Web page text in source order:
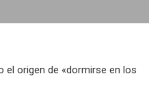
origen de «dormirse en los